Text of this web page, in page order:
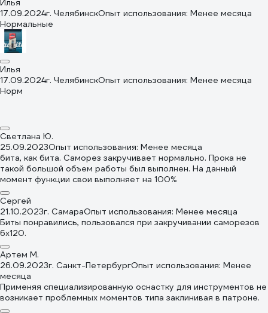
Илья
17.09.2024г. ЧелябинскОпыт использования: Менее месяца
Нормальные
Илья
17.09.2024г. ЧелябинскОпыт использования: Менее месяца
Норм
Светлана Ю.
25.09.2023Опыт использования: Менее месяца
бита, как бита. Саморез закручивает нормально. Прока не
такой большой объем работы был выполнен. На данный
момент функции свои выполняет на 100%
Сергей
21.10.2023г. СамараОпыт использования: Менее месяца
Биты понравились, пользовался при закручивании саморезов
6х120.
Артем М.
26.09.2023г. Санкт-ПетербургОпыт использования: Менее
месяца
Применяя специализированную оснастку для инструментов не
возникает проблемных моментов типа заклинивая в патроне.